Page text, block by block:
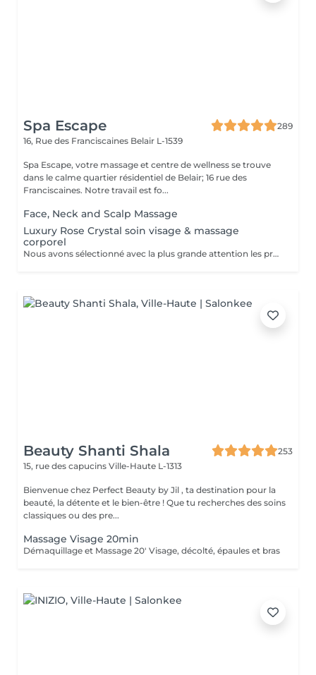
Spa Escape
289
16, Rue des Franciscaines Belair L-1539
Spa Escape, votre massage et centre de wellness se trouve
dans le calme quartier résidentiel de Belair; 16 rue des
Franciscaines. Notre travail est fo...
Face, Neck and Scalp Massage
Luxury Rose Crystal soin visage & massage
corporel
Nous avons sélectionné avec la plus grande attention les produits lauréats Organic Pharmacy, pour faire de votre rituel spa un moment luxueux et unique. Ces soins pour la peau et bien-être du corps portent cette expérience à un tout autre niveau. Des ingrédients entièrement biologiques sont utilisés pour étancher la soif d'hydratation, de purification et de nutrition de votre peau. Pendant ce moment de détente et de sérénité, laissez-vous choyer par un massage facial par drainage lymphatique aux cristaux de rose, et retrouvez un visage plus sculpté et un teint rosé et éclatant. Le massage corporel qui accompagne ce soin en fait une expérience zen totale.
Beauty Shanti Shala
253
15, rue des capucins Ville-Haute L-1313
Bienvenue chez Perfect Beauty by Jil , ta destination pour la
beauté, la détente et le bien-être ! Que tu recherches des soins
classiques ou des pre...
Massage Visage 20min
Démaquillage et Massage 20' Visage, décolté, épaules et bras